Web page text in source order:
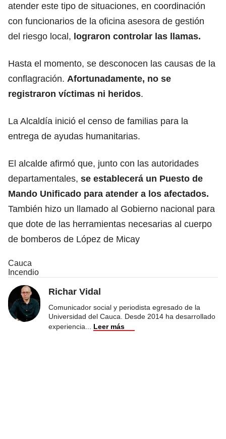
atender este tipo de situaciones, en coordinación
con funcionarios de la oficina asesora de gestión
del riesgo local, lograron controlar las llamas.
Hasta el momento, se desconocen las causas de la
conflagración. Afortunadamente, no se
registraron víctimas ni heridos.
La Alcaldía inició el censo de familias para la
entrega de ayudas humanitarias.
El alcalde afirmó que, junto con las autoridades
departamentales, se establecerá un Puesto de
Mando Unificado para atender a los afectados.
También hizo un llamado al Gobierno nacional para
que dote de las herramientas necesarias al cuerpo
de bomberos de López de Micay
Cauca
Incendio
Richar Vidal
Comunicador social y periodista egresado de la
Universidad del Cauca. Desde 2014 ha desarrollado
experiencia
Leer más